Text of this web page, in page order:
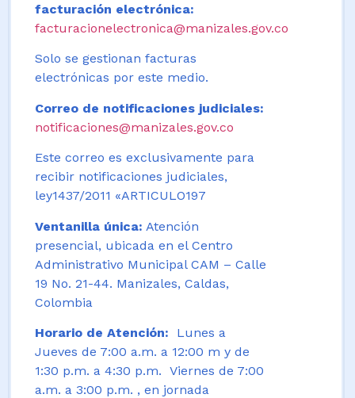
facturación electrónica:
facturacionelectronica@manizales.gov.co
Solo se gestionan facturas
electrónicas por este medio.
Correo de notificaciones judiciales:
notificaciones@manizales.gov.co
Este correo es exclusivamente para
recibir notificaciones judiciales,
ley1437/2011 «ARTICULO197
Ventanilla única: Atención
presencial, ubicada en el Centro
Administrativo Municipal CAM – Calle
19 No. 21-44. Manizales, Caldas,
Colombia
Horario de Atención:
Lunes a
Jueves de 7:00 a.m. a 12:00 m y de
1:30 p.m. a 4:30 p.m. Viernes de 7:00
a.m. a 3:00 p.m. , en jornada